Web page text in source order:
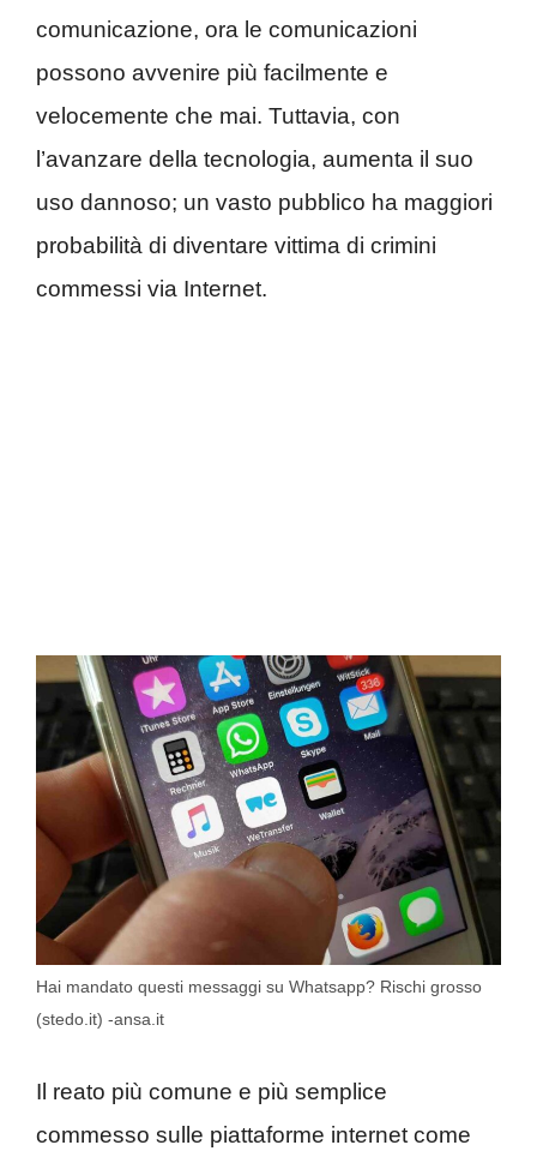
comunicazione, ora le comunicazioni
possono avvenire più facilmente e
velocemente che mai. Tuttavia, con
l’avanzare della tecnologia, aumenta il suo
uso dannoso; un vasto pubblico ha maggiori
probabilità di diventare vittima di crimini
commessi via Internet.
Hai mandato questi messaggi su Whatsapp? Rischi grosso
(stedo.it) -ansa.it
Il reato più comune e più semplice
commesso sulle piattaforme internet come